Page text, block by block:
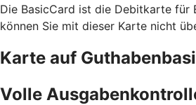
Die BasicCard ist die Debitkarte für
können Sie mit dieser Karte nicht
Karte auf
Volle